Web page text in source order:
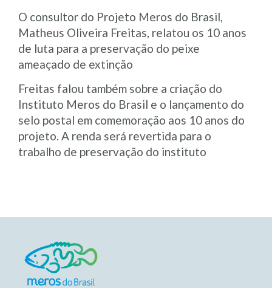
O consultor do Projeto Meros do Brasil,
Matheus Oliveira Freitas, relatou os 10 anos
de luta para a preservação do peixe
ameaçado de extinção
Freitas falou também sobre a criação do
Instituto Meros do Brasil e o lançamento do
selo postal em comemoração aos 10 anos do
projeto. A renda será revertida para o
trabalho de preservação do instituto